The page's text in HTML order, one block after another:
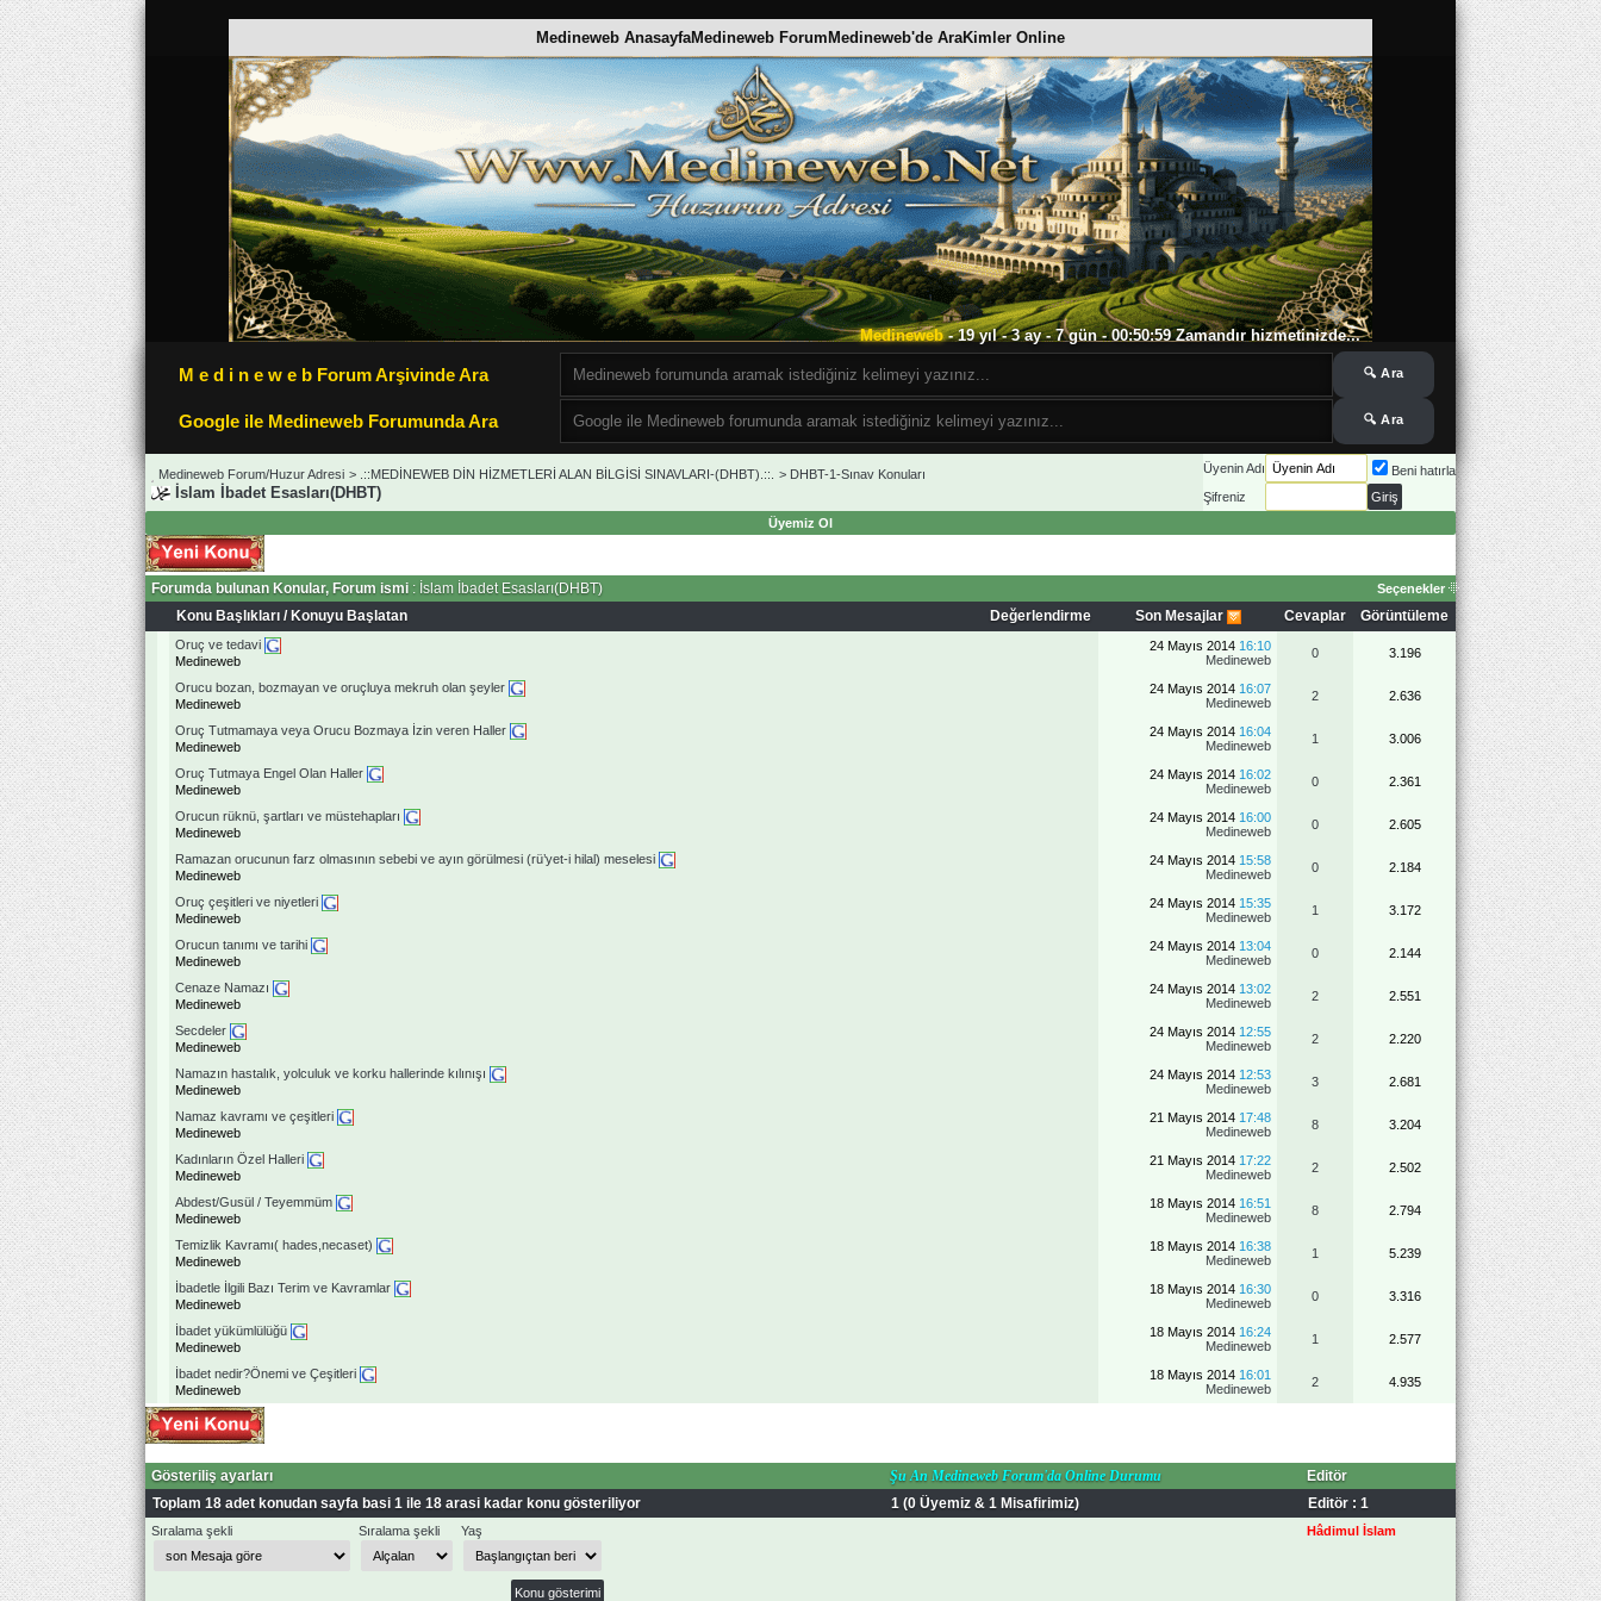
Medineweb AnasayfaMedineweb Forum Medineweb'de AraKimler Online
Medineweb- 19 yıl - 3 ay - 7 gün - 00:50:59 Zamandır hizmetinizde...
M e d i n e w e b Forum Arşivinde Ara
Google ile Medineweb Forumunda Ara
Medineweb Forum/Huzur Adresi > .::MEDİNEWEB DİN HİZMETLERİ ALAN BİLGİSİ SINAVLARI-(DHBT).::. > DHBT-1-Sınav Konuları
İslam İbadet Esasları(DHBT)
Üyenin Adı
Beni hatırla
Şifreniz
Üyemiz Ol
Forumda bulunan Konular, Forum ismi : İslam İbadet Esasları(DHBT)
Seçenekler
Değerlendirme
Konu Başlıkları / Konuyu Başlatan Son Mesajlar Cevaplar
Görüntüleme
Oruç ve tedavi
Medineweb
24 Mayıs 2014 16:10
Medineweb
0 3.196
Orucu bozan, bozmayan ve oruçluya mekruh olan şeyler
Medineweb
24 Mayıs 2014 16:07
Medineweb
2 2.636
Oruç Tutmamaya veya Orucu Bozmaya İzin veren Haller
Medineweb
24 Mayıs 2014 16:04
Medineweb
1 3.006
Oruç Tutmaya Engel Olan Haller
Medineweb
24 Mayıs 2014 16:02
Medineweb
0 2.361
Orucun rüknü, şartları ve müstehapları
Medineweb
24 Mayıs 2014 16:00
Medineweb
0 2.605
Ramazan orucunun farz olmasının sebebi ve ayın görülmesi (rü’yet-i hilal) meselesi
Medineweb
24 Mayıs 2014 15:58
Medineweb
0 2.184
Oruç çeşitleri ve niyetleri
Medineweb
24 Mayıs 2014 15:35
Medineweb
1 3.172
Orucun tanımı ve tarihi
Medineweb
24 Mayıs 2014 13:04
Medineweb
0 2.144
Cenaze Namazı
Medineweb
24 Mayıs 2014 13:02
Medineweb
2 2.551
Secdeler
Medineweb
24 Mayıs 2014 12:55
Medineweb
2 2.220
Namazın hastalık, yolculuk ve korku hallerinde kılınışı
Medineweb
24 Mayıs 2014 12:53
Medineweb
3 2.681
Namaz kavramı ve çeşitleri
Medineweb
21 Mayıs 2014 17:48
Medineweb
8 3.204
Kadınların Özel Halleri
Medineweb
21 Mayıs 2014 17:22
Medineweb
2 2.502
Abdest/Gusül / Teyemmüm
Medineweb
18 Mayıs 2014 16:51
Medineweb
8 2.794
Temizlik Kavramı( hades,necaset)
Medineweb
18 Mayıs 2014 16:38
Medineweb
1 5.239
İbadetle İlgili Bazı Terim ve Kavramlar
Medineweb
18 Mayıs 2014 16:30
Medineweb
0 3.316
İbadet yükümlülüğü
Medineweb
18 Mayıs 2014 16:24
Medineweb
1 2.577
İbadet nedir?Önemi ve Çeşitleri
Medineweb
18 Mayıs 2014 16:01
Medineweb
2 4.935
Gösteriliş ayarları Şu An Medineweb Forum'da Online Durumu
Editör
Toplam 18 adet konudan sayfa basi 1 ile 18 arasi kadar konu gösteriliyor
1 (0 Üyemiz & 1 Misafirimiz)
Editör : 1
Sıralama şekli
Sıralama şekli Yaş Hâdimul İslam